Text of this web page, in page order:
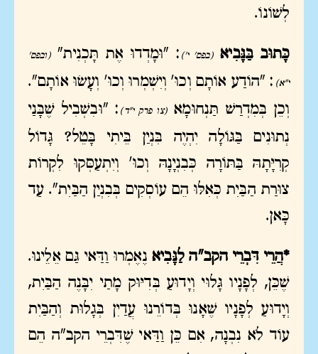
לְשׁוֹנוֹ.
כָּתוּב בַּנָּבִיא (בפס' י') : "וּמָדְדוּ אֶת תָּכְנִית"(ובפס'
י"א) : "הוֹדַע אוֹתָם וְכוּ' וְיִשְׁמְרוּ וְכוּ' וְעָשׂוּ אוֹתָם".
וְכֵן בְּמִדְרַשׁ תַּנְחוּמָא(צו פרק י"ד) : "וּבִשְׁבִיל שֶׁבָּנַי
נְתוּנִים בַּגּוֹלָה יִהְיֶה בִּנְיַן בֵּיתִי בָּטֵל? גָּדוֹל
קְרִיָּתָהּ בַּתּוֹרָה כְּבִנְיָנָהּ וְכוּ' וְיִתְעַסְּקוּ לִקְרוֹת
צוּרַת הַבַּיִת כְּאִלּוּ הֵם עוֹסְקִים בְּבִנְיַן הַבַּיִת". עַד
כָּאן.
*הֲרֵי דִּבְרֵי הקב"ה לַנָּבִיאנֶאֶמְרוּ וַדַּאי גַּם אֵלֵינוּ.
שֶׁכֵּן, לְפָנָיו גָּלוּי וְיָדוּעַ בְּדִיּוּק מָתַי יִבָּנֶה הַבַּיִת,
וְיָדוּעַ לְפָנָיו שֶׁאָנוּ בְּדוֹרֵנוּ עֲדַיִן בְּגָלוּת וְהַבַּיִת
עוֹד לֹא נִבְנָה, אִם כֵּן וַדַּאי שֶׁדִּבְרֵי הקב"ה הֵם